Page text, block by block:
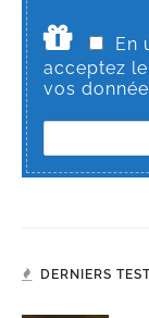
En
acceptez
vos
DERNIERS